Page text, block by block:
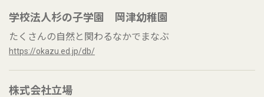
学校法人杉の子学園 岡津幼稚園
たくさんの自然と関わるなかでまなぶ
https://okazu.ed.jp/db/
株式会社立場